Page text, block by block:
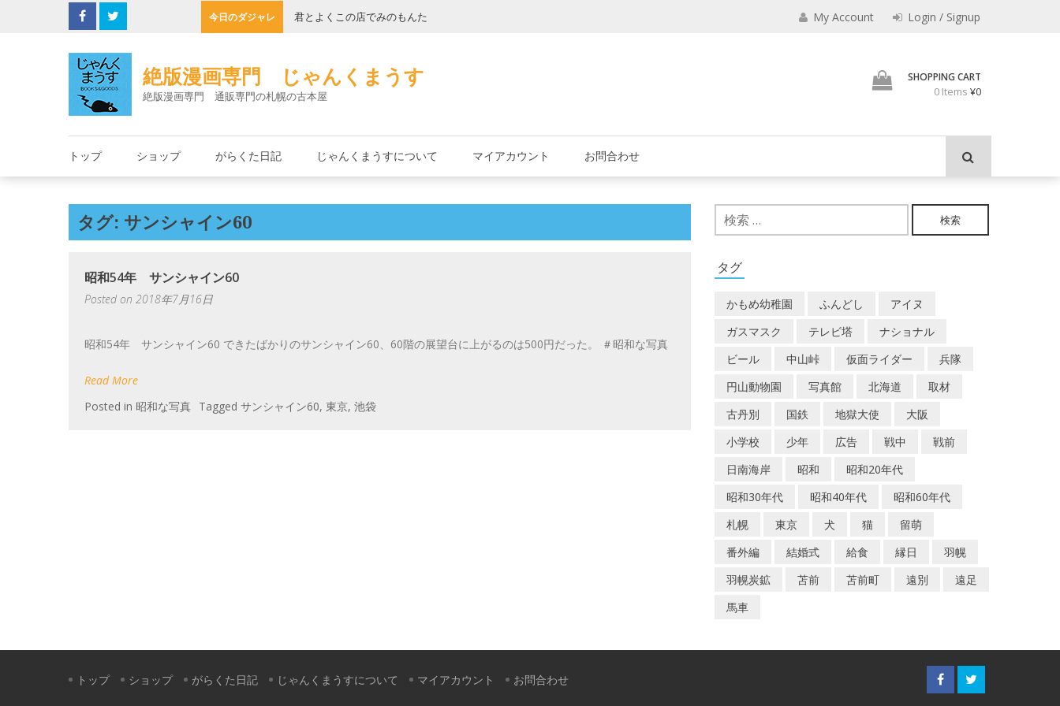
今日のダジャレ 君とよくこの店でみのもんた 魔法使いのべし
My Account Login / Signup
絶版漫画専門 じゃんくまうす
絶版漫画専門 通販専門の札幌の古本屋
SHOPPING CART
0 Items ¥0
トップ ショップ がらくた日記 じゃんくまうすについて マイアカウント お問合わせ
タグ: サンシャイン60
昭和54年 サンシャイン60
Posted on 2018年7月16日
昭和54年 サンシャイン60 できたばかりのサンシャイン60、60階の展望台に上がるのは500円だった。 ＃昭和な写真
Read More
Posted in 昭和な写真 Tagged サンシャイン60, 東京, 池袋
検
索:
タグ
かもめ幼稚園 ふんどし
アイヌ
ガスマスク
テレビ塔
ナショナル
ビール
中山峠 仮面ライダー
兵隊
円山動物園
写真館 北海道
取材
古丹別
国鉄 地獄大使
大阪
小学校
少年 広告 戦中
戦前
日南海岸
昭和
昭和20年代
昭和30年代
昭和40年代
昭和60年代
札幌
東京 犬 猫
留萌
番外編
結婚式 給食 縁日
羽幌
羽幌炭鉱
苫前 苫前町 遠別
遠足
馬車
トップ ショップ がらくた日記 じゃんくまうすについて マイアカウント お問合わせ